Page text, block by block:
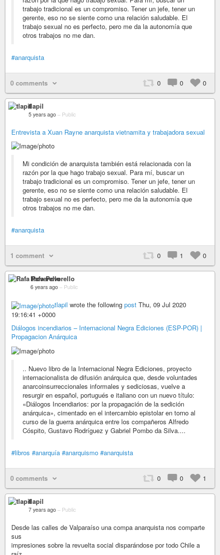
trabajo tradicional es un compromiso. Tener un jefe, tener un
gerente, eso no se siente como una relación saludable. El
trabajo sexual no es perfecto, pero me da la autonomía que
otros trabajos no me dan.
#anarquista
0 comments 0 0 0
tlapil
5 years ago – Public
Entrevista a Xuan Rayne anarquista vietnamita y trabajadora sexual
Mi condición de anarquista también está relacionada con la
razón por la que hago trabajo sexual. Para mí, buscar un
trabajo tradicional es un compromiso. Tener un jefe, tener un
gerente, eso no se siente como una relación saludable. El
trabajo sexual no es perfecto, pero me da la autonomía que
otros trabajos no me dan.
#anarquista
1 comment 0 1 0
Rafa Poverello
6 years ago – Public
tlapil wrote the following post Thu, 09 Jul 2020
19:16:41 +0000
Diálogos incendiarios – Internacional Negra Ediciones (ESP-POR) |
Propagacion Anárquica
.. Nuevo libro de la Internacional Negra Ediciones, proyecto
internacionalista de difusión anárquica que, desde voluntades
anarcoinsurreccionales informales y sediciosas, vuelve a
resurgir en español, portugués e italiano con un nuevo título:
«Diálogos Incendiarios: por la propagación de la sedición
anárquica», cimentado en el intercambio epistolar en torno al
curso de la guerra anárquica entre los compañeros Alfredo
Cóspito, Gustavo Rodríguez y Gabriel Pombo da Silva....
#libros #anarquía #anarquismo #anarquista
0 comments 0 0 1
tlapil
7 years ago – Public
Desde las calles de Valparaíso una compa anarquista nos comparte
sus
impresiones sobre la revuelta social disparándose por todo Chile a